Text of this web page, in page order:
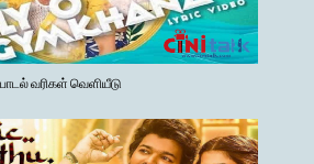
வரிகள் வெளியீடு